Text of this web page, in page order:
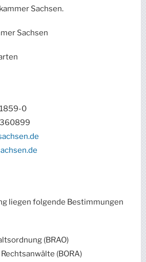
Sachsen.
Sachsen
0
liegen folgende Bestimmungen
(BRAO)
(BORA)